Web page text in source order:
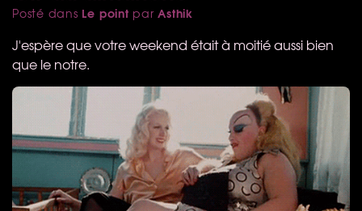
Posté dans Le point parAsthik
J'espère que votre weekend était à moitié aussi bien
que le notre.